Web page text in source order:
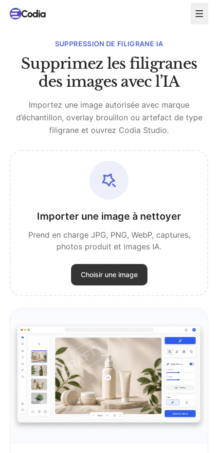
SUPPRESSION DE FILIGRANE IA
Supprimez les filigranes
des images avec l’IA
Importez une image autorisée avec marque
d’échantillon, overlay brouillon ou artefact de type
filigrane et ouvrez Codia Studio.
Importer une image à nettoyer
Prend en charge JPG, PNG, WebP, captures,
photos produit et images IA.
Choisir une image